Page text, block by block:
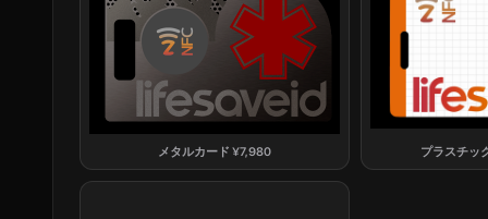
メタルカード ¥7,980 プラスチッ